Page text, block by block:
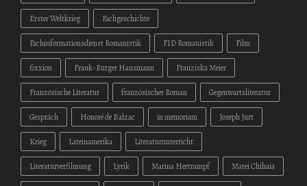
Erster Weltkrieg Fachgeschichte
Fachinformationsdienst Romanistik FID Romanistik Film
fixxion Frank-Rutger Hausmann Franziska Meier
Französische Literatur französischer Roman Gegenwartsliteratur
Gespräch Honoré de Balzac in memoriam Joseph Jurt
Krieg Lateinamerika Literaturunterricht
Literaturverfilmung Lyrik Marina Hertrampf Matei Chihaia